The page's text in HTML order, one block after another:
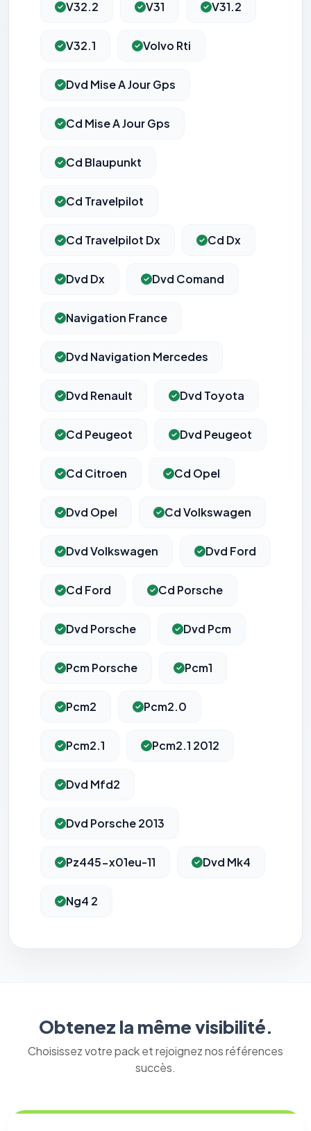
V32.2 V31 V31.2
V32.1 Volvo Rti
Dvd Mise A Jour Gps
Cd Mise A Jour Gps
Cd Blaupunkt
Cd Travelpilot
Cd Travelpilot Dx Cd Dx
Dvd Dx Dvd Comand
Navigation France
Dvd Navigation Mercedes
Dvd Renault Dvd Toyota
Cd Peugeot Dvd Peugeot
Cd Citroen Cd Opel
Dvd Opel Cd Volkswagen
Dvd Volkswagen Dvd Ford
Cd Ford Cd Porsche
Dvd Porsche Dvd Pcm
Pcm Porsche Pcm1
Pcm2 Pcm2.0
Pcm2.1 Pcm2.1 2012
Dvd Mfd2
Dvd Porsche 2013
Pz445-x01eu-11 Dvd Mk4
Ng4 2
Obtenez la même visibilité.
Choisissez votre pack et rejoignez nos références
succès.
Cookies essentiels